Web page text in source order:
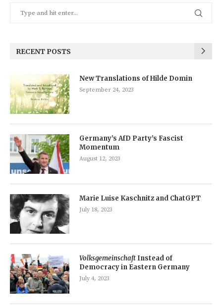
RECENT POSTS
New Translations of Hilde Domin
September 24, 2023
Germany’s AfD Party’s Fascist
Momentum
August 12, 2023
Marie Luise Kaschnitz and ChatGPT
July 18, 2023
Volksgemeinschaft Instead of
Democracy in Eastern Germany
July 4, 2023